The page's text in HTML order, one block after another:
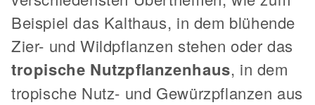
Beispiel das Kalthaus, in dem blühende
Zier- und Wildpflanzen stehen oder das
tropische Nutzpflanzenhaus, in dem
tropische Nutz- und Gewürzpflanzen aus